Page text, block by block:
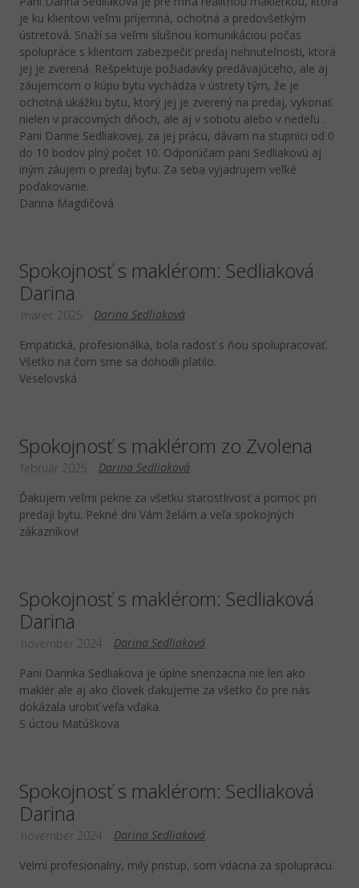
je ku klientovi veľmi príjemná, ochotná a predovšetkým
ústretová. Snaží sa veľmi slušnou komunikáciou počas
spolupráce s klientom zabezpečiť predaj nehnuteľnosti, ktorá
jej je zverená. Rešpektuje požiadavky predávajúceho, ale aj
záujemcom o kúpu bytu vychádza v ústrety tým, že je
ochotná ukážku bytu, ktorý jej je zverený na predaj, vykonať
nielen v pracovných dňoch, ale aj v sobotu alebo v nedeľu .
Pani Darine Sedliakovej, za jej prácu, dávam na stupnici od 0
do 10 bodov plný počet 10. Odporúčam pani Sedliakovú aj
iným záujem o predaj bytu. Za seba vyjadrujem veľké
poďakovanie.
Darina Magdičová
Spokojnosť s maklérom: Sedliaková
Darina
Darina Sedliaková
marec 2025
Empatická, profesionálka, bola radosť s ňou spolupracovať.
Všetko na čom sme sa dohodli platilo.
Veselovská
Spokojnosť s maklérom zo Zvolena
Darina Sedliaková
február 2025
Ďakujem veľmi pekne za všetku starostlivosť a pomoc pri
predaji bytu. Pekné dni Vám želám a veľa spokojných
zákazníkov!
Spokojnosť s maklérom: Sedliaková
Darina
Darina Sedliaková
november 2024
Pani Darinka Sedliakova je úplne snenzacna nie len ako
maklér ale aj ako človek ďakujeme za všetko čo pre nás
dokázala urobiť veľa vďaka.
S úctou Matúškova
Spokojnosť s maklérom: Sedliaková
Darina
Darina Sedliaková
november 2024
Velmi profesionalny, mily pristup, som vdacna za spolupracu.